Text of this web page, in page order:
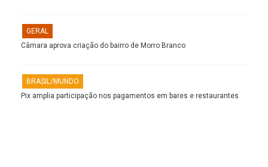
GERAL
Câmara aprova criação do bairro de Morro Branco
BRASIL/MUNDO
Pix amplia participação nos pagamentos em bares e restaurantes